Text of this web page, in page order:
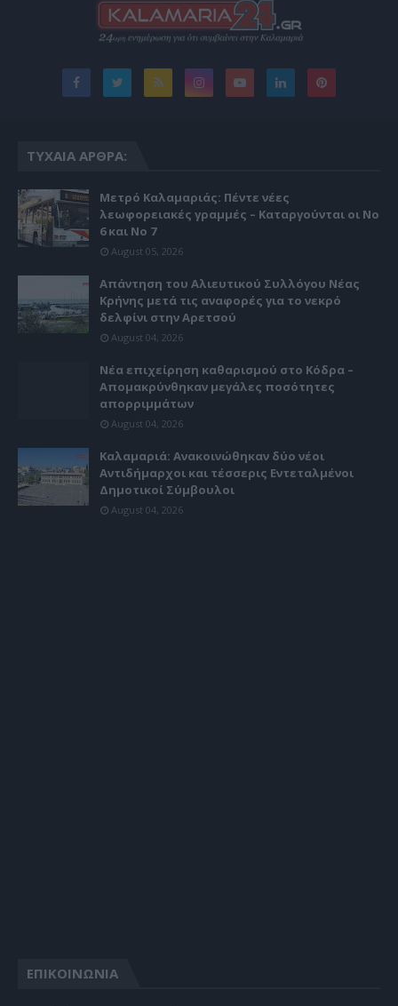
ΤΥΧΑΊΑ ΆΡΘΡΑ:
Μετρό Καλαμαριάς: Πέντε νέες
λεωφορειακές γραμμές – Καταργούνται οι Νο
6 και Νο 7
August 05, 2026
Απάντηση του Αλιευτικού Συλλόγου Νέας
Κρήνης μετά τις αναφορές για το νεκρό
δελφίνι στην Αρετσού
August 04, 2026
Νέα επιχείρηση καθαρισμού στο Κόδρα –
Απομακρύνθηκαν μεγάλες ποσότητες
απορριμμάτων
August 04, 2026
Καλαμαριά: Ανακοινώθηκαν δύο νέοι
Αντιδήμαρχοι και τέσσερις Εντεταλμένοι
Δημοτικοί Σύμβουλοι
August 04, 2026
ΕΠΙΚΟΙΝΩΝΙΑ